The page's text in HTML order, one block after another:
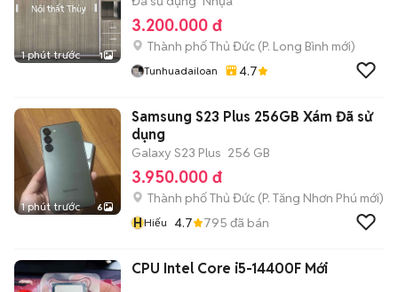
1 phút trước 1
3.200.000 đ
Thành phố Thủ Đức (P. Long Bình mới)
Tunhuadailoan 4.7
1 phút trước 6
Samsung S23 Plus 256GB Xám Đã sử
dụng
Galaxy S23 Plus 256 GB
3.950.000 đ
Thành phố Thủ Đức (P. Tăng Nhơn Phú mới)
HHiếu 4.7 795 đã bán
CPU Intel Core i5-14400F Mới